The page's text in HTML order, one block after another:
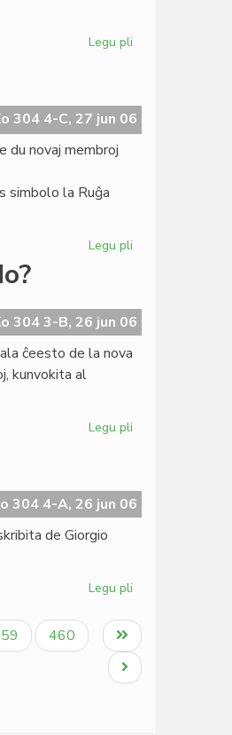
Legu pli
2089:
unua
304 4-C, 27 jun 06
du novaj membroj
simbolo la Ruĝa
Legu pli
de
la
304 3-B, 26 jun 06
ĉeesto de la nova
kunvokita al
Legu pli
la
monfederisma
304 4-A, 26 jun 06
de Giorgio
Legu pli
Bermuda
triangulo
en
Esperantio?
Paĝo
460
Last
page
Next
page